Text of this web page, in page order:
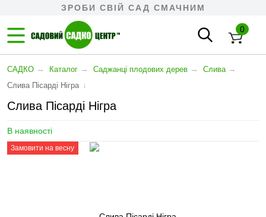
ЗРОБИ СВІЙ САД СМАЧНИМ
0
САДКО → Каталог → Cаджанці плодових дерев → Слива →
Слива Пісарді Нігра ↓
Слива Пісарді Нігра
В наявності
Замовити на весну